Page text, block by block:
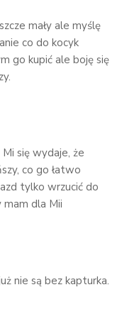
mały ale myślę
co do kocyk
go kupić ale boję się
się wydaje, że
co go łatwo
tylko wrzucić do
dla Mii
nie są bez kapturka.